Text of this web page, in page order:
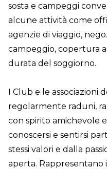
sosta e campeggi
alcune attività come
agenzie di viaggio,
campeggio, copertura
durata del soggiorno.
I Club e le associazioni
regolarmente raduni,
con spirito amichevole
conoscersi e sentirsi
stessi valori e dalla
aperta.